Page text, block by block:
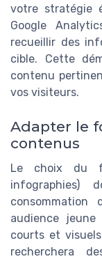
votre stratégie
Google
recueillir des
cible. Cette
contenu
vos visiteurs.
Adapter le
contenus
Le choix du
infographies)
audience
courts et
recherchera